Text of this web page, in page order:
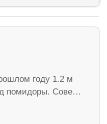
году 1.2 м
помидоры. Сове…